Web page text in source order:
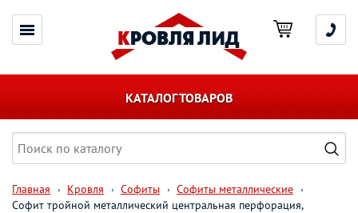
КАТАЛОГ ТОВАРОВ
Главная Кровля Софиты
Софиты металлические
Софит тройной металлический центральная перфорация,